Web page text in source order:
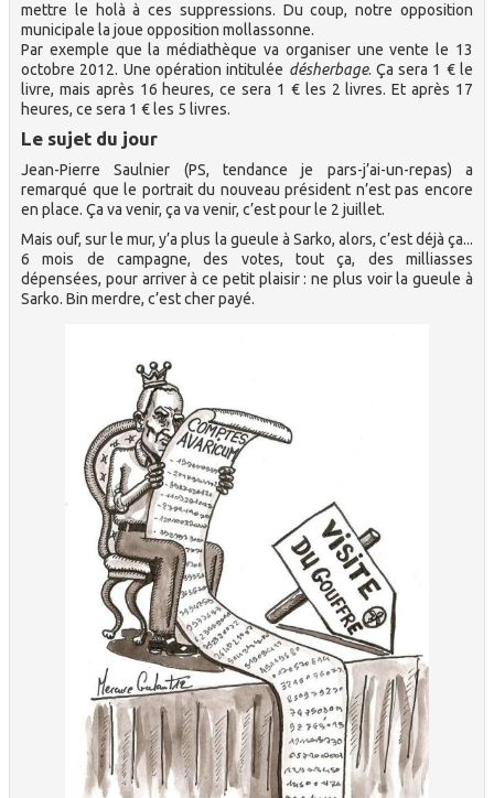
mettre le holà à ces suppressions. Du coup, notre opposition
municipale la joue opposition mollassonne.
Par exemple que la médiathèque va organiser une vente le 13
octobre 2012. Une opération intitulée désherbage. Ça sera 1 € le
livre, mais après 16 heures, ce sera 1 € les 2 livres. Et après 17
heures, ce sera 1 € les 5 livres.
Le sujet du jour
Jean-Pierre Saulnier (PS, tendance je pars-j’ai-un-repas) a
remarqué que le portrait du nouveau président n’est pas encore
en place. Ça va venir, ça va venir, c’est pour le 2 juillet.
Mais ouf, sur le mur, y’a plus la gueule à Sarko, alors, c’est déjà ça...
6 mois de campagne, des votes, tout ça, des milliasses
dépensées, pour arriver à ce petit plaisir : ne plus voir la gueule à
Sarko. Bin merdre, c’est cher payé.